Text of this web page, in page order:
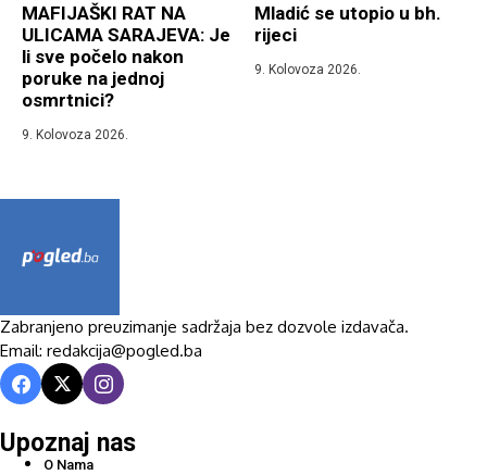
MAFIJAŠKI RAT NA
ULICAMA SARAJEVA: Je
li sve počelo nakon
poruke na jednoj
osmrtnici?
9. Kolovoza 2026.
Mladić se utopio u bh.
rijeci
9. Kolovoza 2026.
Zabranjeno preuzimanje sadržaja bez dozvole izdavača.
Email: redakcija@pogled.ba
Upoznaj nas
O Nama